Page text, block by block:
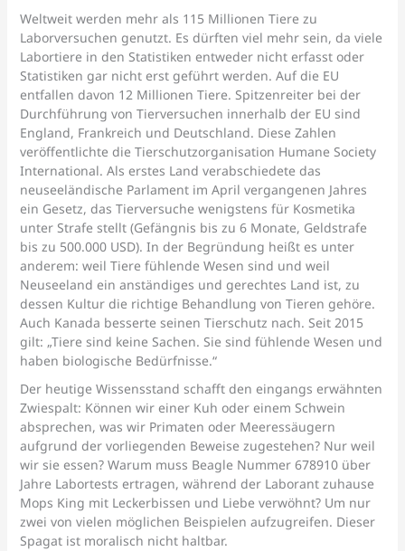
Weltweit werden mehr als 115 Millionen Tiere zu
Laborversuchen genutzt. Es dürften viel mehr sein, da viele
Labortiere in den Statistiken entweder nicht erfasst oder
Statistiken gar nicht erst geführt werden. Auf die EU
entfallen davon 12 Millionen Tiere. Spitzenreiter bei der
Durchführung von Tierversuchen innerhalb der EU sind
England, Frankreich und Deutschland. Diese Zahlen
veröffentlichte die Tierschutzorganisation Humane Society
International. Als erstes Land verabschiedete das
neuseeländische Parlament im April vergangenen Jahres
ein Gesetz, das Tierversuche wenigstens für Kosmetika
unter Strafe stellt (Gefängnis bis zu 6 Monate, Geldstrafe
bis zu 500.000 USD). In der Begründung heißt es unter
anderem: weil Tiere fühlende Wesen sind und weil
Neuseeland ein anständiges und gerechtes Land ist, zu
dessen Kultur die richtige Behandlung von Tieren gehöre.
Auch Kanada besserte seinen Tierschutz nach. Seit 2015
gilt: „Tiere sind keine Sachen. Sie sind fühlende Wesen und
haben biologische Bedürfnisse.“
Der heutige Wissensstand schafft den eingangs erwähnten
Zwiespalt: Können wir einer Kuh oder einem Schwein
absprechen, was wir Primaten oder Meeressäugern
aufgrund der vorliegenden Beweise zugestehen? Nur weil
wir sie essen? Warum muss Beagle Nummer 678910 über
Jahre Labortests ertragen, während der Laborant zuhause
Mops King mit Leckerbissen und Liebe verwöhnt? Um nur
zwei von vielen möglichen Beispielen aufzugreifen. Dieser
Spagat ist moralisch nicht haltbar.